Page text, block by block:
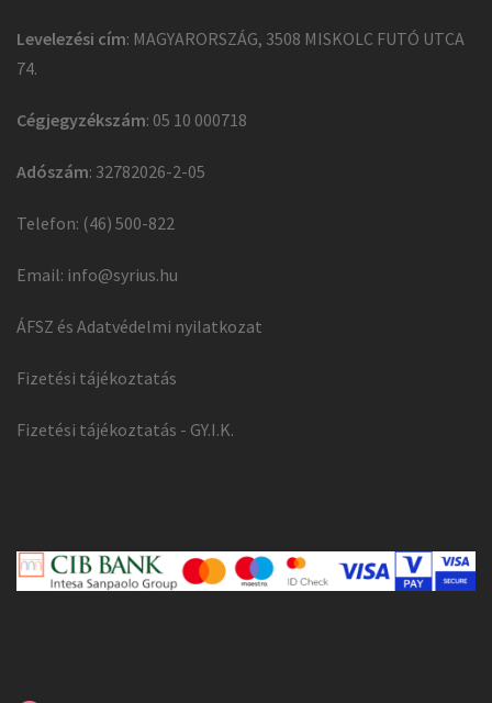
Levelezési cím: MAGYARORSZÁG, 3508 MISKOLC FUTÓ UTCA
74.
Cégjegyzékszám: 05 10 000718
Adószám: 32782026-2-05
Telefon: (46) 500-822
Email: info@syrius.hu
ÁFSZ és Adatvédelmi nyilatkozat
Fizetési tájékoztatás
Fizetési tájékoztatás - GY.I.K.